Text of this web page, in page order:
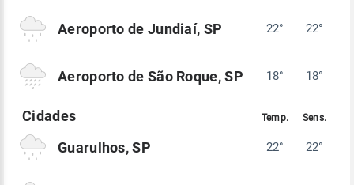
Aeroporto de Jundiaí, SP 22° 22°
Aeroporto de São Roque, SP 18° 18°
Guarulhos, SP 22° 22°